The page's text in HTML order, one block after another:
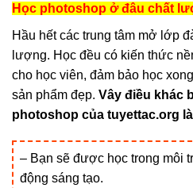
Học photoshop ở đâu chất
Hầu hết các trung tâm mở lớp
lượng. Học đều có kiến thức
cho học viên, đảm bảo học
sản phẩm đẹp. Vây điều khác
photoshop của tuyettac.org
– Bạn sẽ được học trong môi
động sáng tạo.